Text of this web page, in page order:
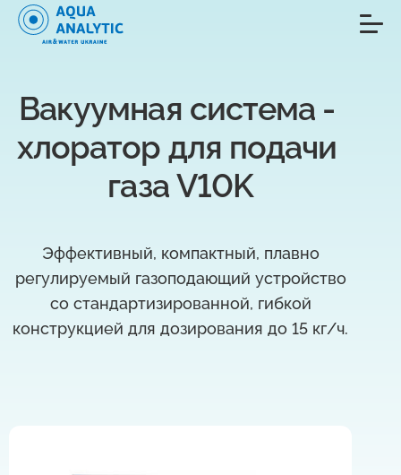
Вакуумная система -
хлоратор для подачи
газа V10K
Эффективный, компактный, плавно
регулируемый газоподающий устройство
со стандартизированной, гибкой
конструкцией для дозирования до 15 кг/ч.